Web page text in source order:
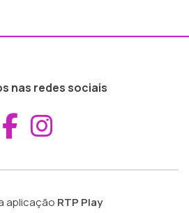
nas redes sociais
Aceder ao
aplicação RTP Play